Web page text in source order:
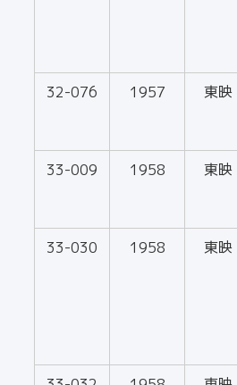
32-076 1957 東映
33-009 1958 東映
33-030 1958 東映